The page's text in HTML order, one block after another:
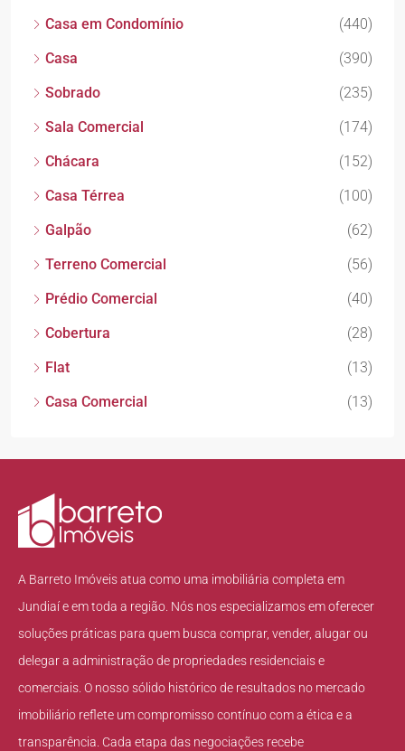
Casa em Condomínio
(440)
Casa
(390)
Sobrado
(235)
Sala Comercial
(174)
Chácara
(152)
Casa Térrea
(100)
Galpão
(62)
Terreno Comercial
(56)
Prédio Comercial
(40)
Cobertura
(28)
Flat
(13)
Casa Comercial
(13)
A Barreto Imóveis atua como uma imobiliária completa em
Jundiaí e em toda a região. Nós nos especializamos em oferecer
soluções práticas para quem busca comprar, vender, alugar ou
delegar a administração de propriedades residenciais e
comerciais. O nosso sólido histórico de resultados no mercado
imobiliário reflete um compromisso contínuo com a ética e a
transparência. Cada etapa das negociações recebe